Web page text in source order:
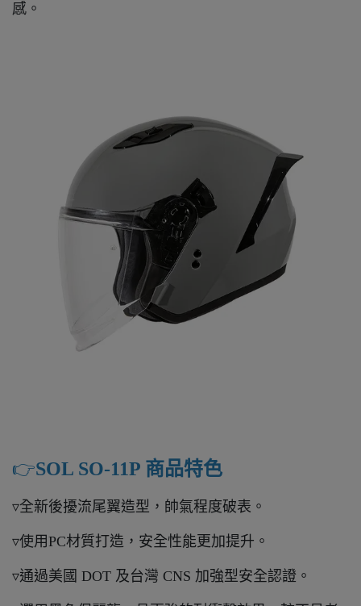
感。
👉️SOL SO-11P 商品特色
▿全新後擾流尾翼造型，帥氣程度破表。
▿使用PC材質打造，安全性能更加提升。
▿通過美國 DOT 及台灣 CNS 加強型安全認證。